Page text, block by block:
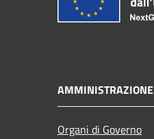
AMMINISTRAZIONE
Organi di Governo